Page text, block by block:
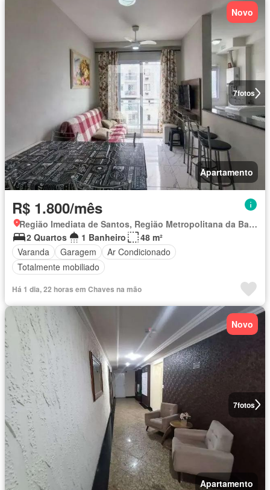
7fotos
Novo
Apartamento
R$ 1.800/mês
Região Imediata de Santos, Região Metropolitana da Baixada Santista
2 Quartos
1 Banheiro
48 m²
Varanda
Garagem
Ar Condicionado
Totalmente mobiliado
Há 1 dia, 22 horas em Chaves na mão
7fotos
Novo
Apartamento